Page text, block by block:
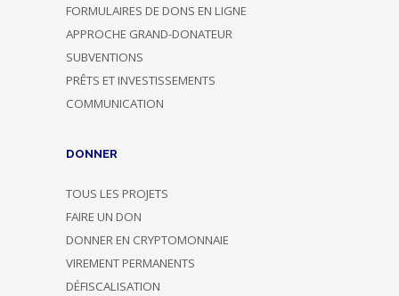
FORMULAIRES DE DONS EN LIGNE
APPROCHE GRAND-DONATEUR
SUBVENTIONS
PRÊTS ET INVESTISSEMENTS
COMMUNICATION
DONNER
TOUS LES PROJETS
FAIRE UN DON
DONNER EN CRYPTOMONNAIE
VIREMENT PERMANENTS
DÉFISCALISATION